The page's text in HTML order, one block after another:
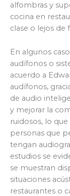
alfombras y
cocina en
clase o lejos
En algunos
audífonos o
acuerdo a
audífonos,
de audio
y mejorar la
ruidosos, lo
personas que
tengan
estudios se
se muestran
situaciones
restaurantes o